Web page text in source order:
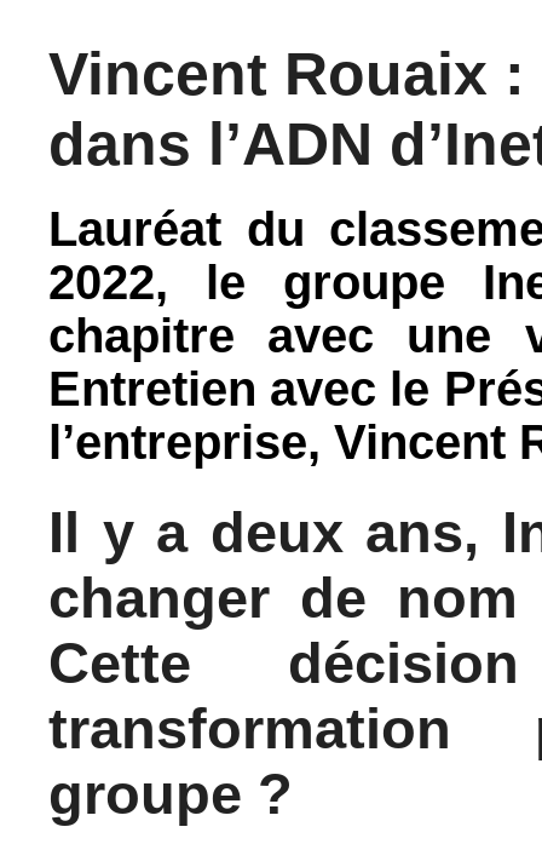
Vincent Rouaix :
dans l’ADN
Lauréat du
2022, le groupe
chapitre avec une
Entretien avec le
l’entreprise, Vincent
Il y a deux ans,
changer de nom
Cette
groupe ?